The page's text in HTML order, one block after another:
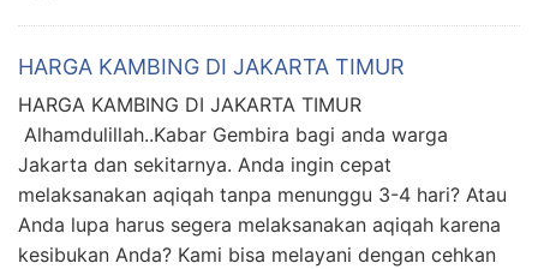
HARGA KAMBING DI JAKARTA TIMUR
HARGA KAMBING DI JAKARTA TIMUR
Alhamdulillah..Kabar Gembira bagi anda warga
Jakarta dan sekitarnya. Anda ingin cepat
melaksanakan aqiqah tanpa menunggu 3-4 hari? Atau
Anda lupa harus segera melaksanakan aqiqah karena
kesibukan Anda? Kami bisa melayani dengan cehkan